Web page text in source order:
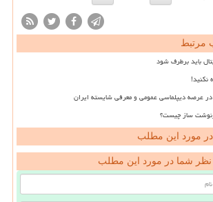
مرتبط
باید برطرف شود
نکنید!
عرصه دیپلماسی عمومی و معرفی شایسته ایران
ساز چیست؟
در مورد این مطلب
نظر شما در مورد این مطلب